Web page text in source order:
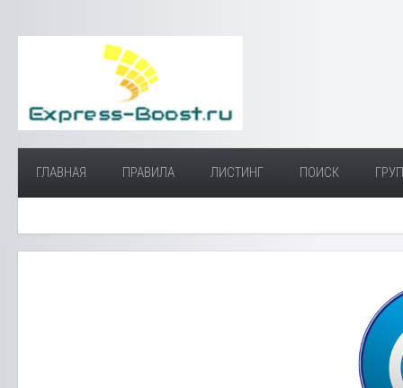
ГЛАВНАЯ ПРАВИЛА ЛИСТИНГ ПОИСК